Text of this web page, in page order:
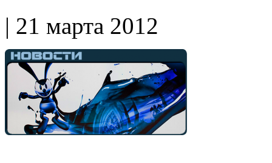
| 21 марта 2012